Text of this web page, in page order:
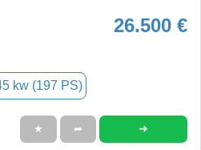
26.500 €
kw (197 PS)
★ ➦ ➜